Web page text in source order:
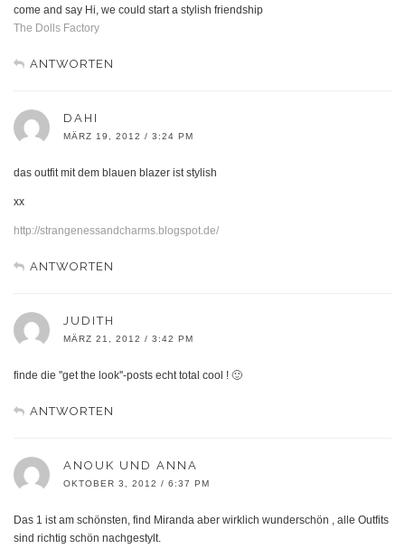
come and say Hi, we could start a stylish friendship
The Dolls Factory
ANTWORTEN
DAHI
MÄRZ 19, 2012 / 3:24 PM
das outfit mit dem blauen blazer ist stylish
xx
http://strangenessandcharms.blogspot.de/
ANTWORTEN
JUDITH
MÄRZ 21, 2012 / 3:42 PM
finde die ''get the look''-posts echt total cool ! 🙂
ANTWORTEN
ANOUK UND ANNA
OKTOBER 3, 2012 / 6:37 PM
Das 1 ist am schönsten, find Miranda aber wirklich wunderschön , alle Outfits
sind richtig schön nachgestylt.